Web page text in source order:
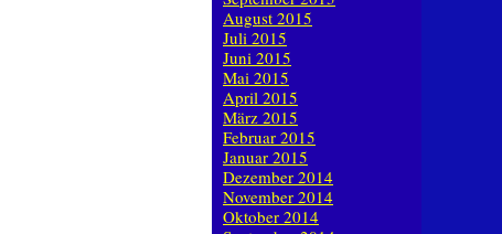
August 2015
Juli 2015
Juni 2015
Mai 2015
April 2015
März 2015
Februar 2015
Januar 2015
Dezember 2014
November 2014
Oktober 2014